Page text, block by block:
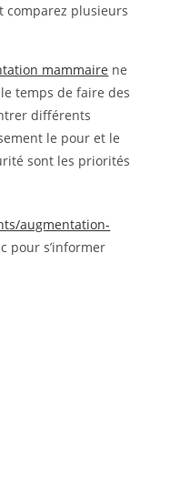
comparez plusieurs
mammaire ne
temps de faire des
différents
le pour et le
sont les priorités
augmentation-
pour s’informer